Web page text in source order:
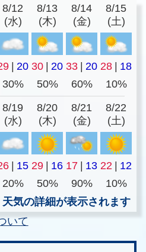
8/12
(水)
8/13
(木)
8/14
(金)
8/15
(土)
20 30 20 33 20 28
18
30% 50% 60% 10%
8/19
(水)
8/20
(木)
8/21
(金)
8/22
(土)
15 29 16 17 13 22
12
20% 50% 90%
10%
気の詳細が表示されます
いて